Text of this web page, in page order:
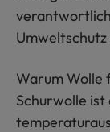
Warum Wolle
Schurwolle ist